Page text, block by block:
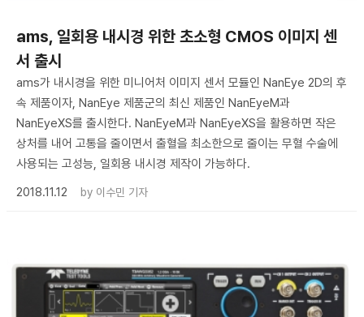
​ams, 일회용 내시경 위한 초소형 CMOS 이미지 센
서 출시
ams가 내시경을 위한 미니어처 이미지 센서 모듈인 NanEye 2D의 후
속 제품이자, NanEye 제품군의 최신 제품인 NanEyeM과
NanEyeXS를 출시한다. NanEyeM과 NanEyeXS을 활용하면 작은
상처를 내어 고통을 줄이면서 출혈을 최소한으로 줄이는 무혈 수술에
사용되는 고성능, 일회용 내시경 제작이 가능하다.
2018.11.12
by 이수민 기자